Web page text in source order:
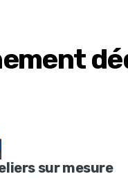
sur mesure